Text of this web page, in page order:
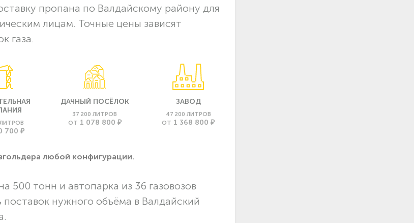
пропана по Валдайскому району для
лицам. Точные цены зависят
газа.
700 ₽
ДАЧНЫЙ ПОСЁЛОК
37 200 ЛИТРОВ
ОТ 1 078 800 ₽
ЗАВОД
47 200 ЛИТРОВ
ОТ 1 368 800 ₽
любой конфигурации.
500 тонн и автопарка из 36 газовозов
нужного объёма в Валдайский